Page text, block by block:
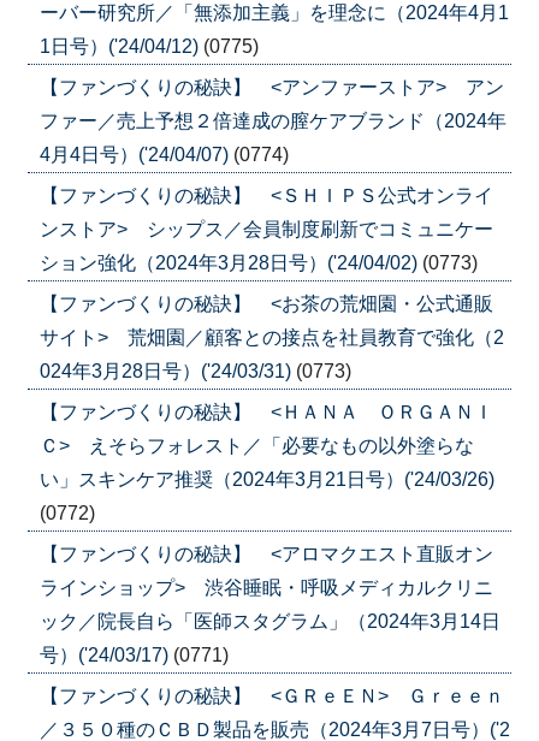
ーバー研究所／「無添加主義」を理念に（2024年4月1
1日号）('24/04/12) (0775)
【ファンづくりの秘訣】 <アンファーストア> アン
ファー／売上予想２倍達成の膣ケアブランド（2024年
4月4日号）('24/04/07) (0774)
【ファンづくりの秘訣】 <ＳＨＩＰＳ公式オンライ
ンストア> シップス／会員制度刷新でコミュニケー
ション強化（2024年3月28日号）('24/04/02) (0773)
【ファンづくりの秘訣】 <お茶の荒畑園・公式通販
サイト> 荒畑園／顧客との接点を社員教育で強化（2
024年3月28日号）('24/03/31) (0773)
【ファンづくりの秘訣】 <ＨＡＮＡ ＯＲＧＡＮＩ
Ｃ> えそらフォレスト／「必要なもの以外塗らな
い」スキンケア推奨（2024年3月21日号）('24/03/26)
(0772)
【ファンづくりの秘訣】 <アロマクエスト直販オン
ラインショップ> 渋谷睡眠・呼吸メディカルクリニ
ック／院長自ら「医師スタグラム」（2024年3月14日
号）('24/03/17) (0771)
【ファンづくりの秘訣】 <ＧＲｅＥＮ> Ｇｒｅｅｎ
／３５０種のＣＢＤ製品を販売（2024年3月7日号）('2